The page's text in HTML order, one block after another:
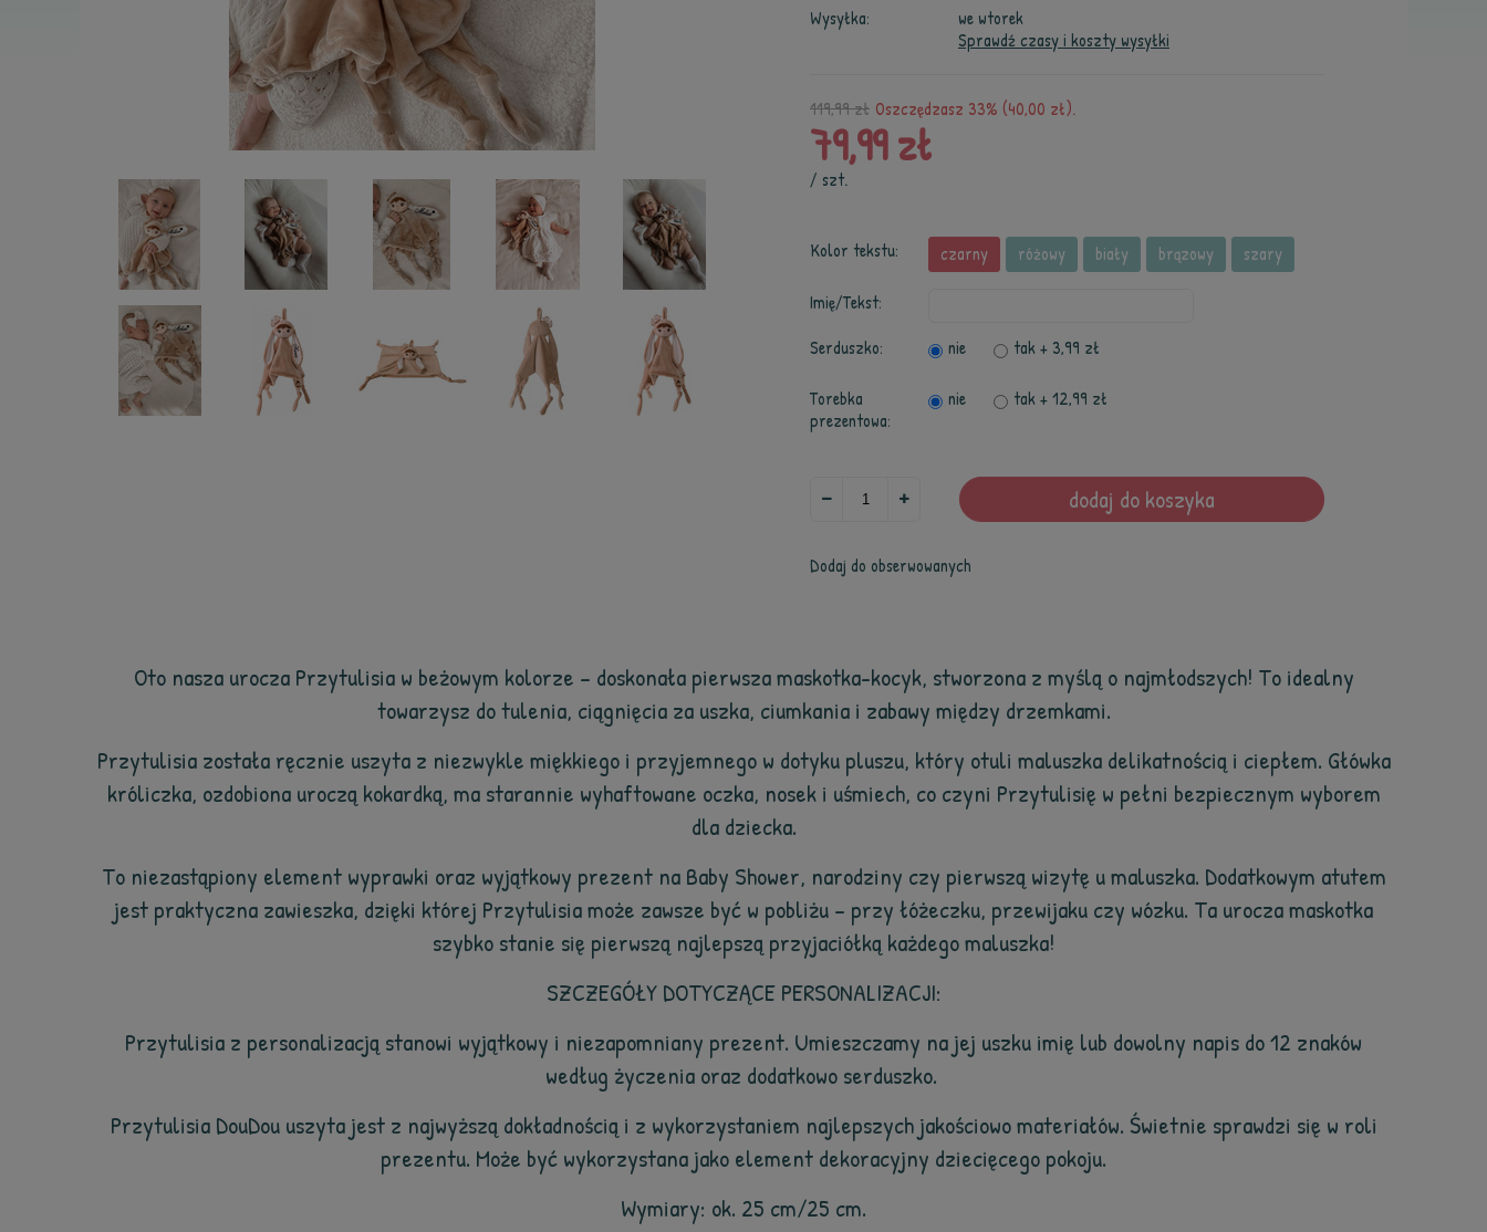
Wysyłka:
we wtorek
Sprawdź czasy i koszty wysyłki
119,99 zł Oszczędzasz 33% (40,00 zł).
79,99 zł
/ szt.
Kolor tekstu: czarny różowy biały brązowy szary
Imię/Tekst:
Serduszko:
nie tak + 3,99 zł
Torebka
prezentowa:
nie tak + 12,99 zł
dodaj do koszyka
Dodaj do obserwowanych
Oto nasza urocza Przytulisia w beżowym kolorze – doskonała pierwsza maskotka-kocyk, stworzona z myślą o najmłodszych! To idealny
towarzysz do tulenia, ciągnięcia za uszka, ciumkania i zabawy między drzemkami.
Przytulisia została ręcznie uszyta z niezwykle miękkiego i przyjemnego w dotyku pluszu, który otuli maluszka delikatnością i ciepłem. Główka
króliczka, ozdobiona uroczą kokardką, ma starannie wyhaftowane oczka, nosek i uśmiech, co czyni Przytulisię w pełni bezpiecznym wyborem
dla dziecka.
To niezastąpiony element wyprawki oraz wyjątkowy prezent na Baby Shower, narodziny czy pierwszą wizytę u maluszka. Dodatkowym atutem
jest praktyczna zawieszka, dzięki której Przytulisia może zawsze być w pobliżu – przy łóżeczku, przewijaku czy wózku. Ta urocza maskotka
szybko stanie się pierwszą najlepszą przyjaciółką każdego maluszka!
SZCZEGÓŁY DOTYCZĄCE PERSONALIZACJI:
Przytulisia z personalizacją stanowi wyjątkowy i niezapomniany prezent. Umieszczamy na jej uszku imię lub dowolny napis do 12 znaków
według życzenia oraz dodatkowo serduszko.
Przytulisia DouDou uszyta jest z najwyższą dokładnością i z wykorzystaniem najlepszych jakościowo materiałów. Świetnie sprawdzi się w roli
prezentu. Może być wykorzystana jako element dekoracyjny dziecięcego pokoju.
Wymiary: ok. 25 cm/25 cm.